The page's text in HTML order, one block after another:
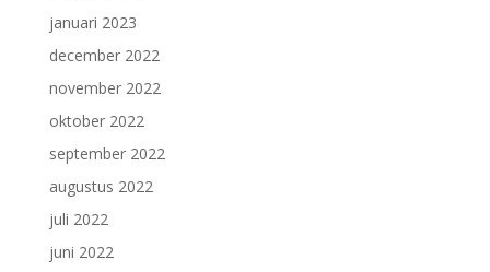
januari 2023
december 2022
november 2022
oktober 2022
september 2022
augustus 2022
juli 2022
juni 2022